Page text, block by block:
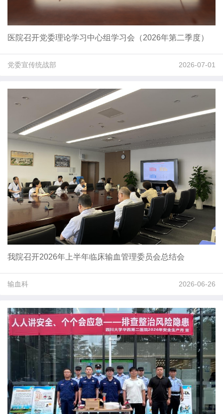
医院召开党委理论学习中心组学习会（2026年第二季度）
党委宣传统战部 2026-07-01
我院召开2026年上半年临床输血管理委员会总结会
输血科 2026-06-26